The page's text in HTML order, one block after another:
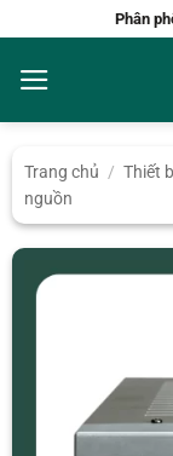
nội
dung
Phân
Trang chủ / Thiết
nguồn